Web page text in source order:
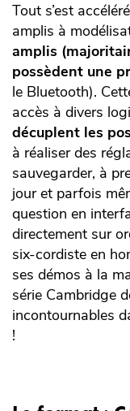
Tout s’est
amplis à
amplis
possèdent une
le Bluetooth).
accès à divers
décuplent les
à réaliser des
sauvegarder, à
jour et parfois
question en
directement sur
six-cordiste en
ses démos à la
série Cambridge
incontournables
!